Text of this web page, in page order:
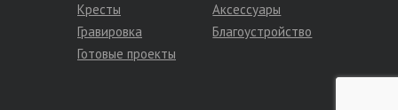
Кресты
Аксессуары
Гравировка
Благоустройство
Готовые проекты